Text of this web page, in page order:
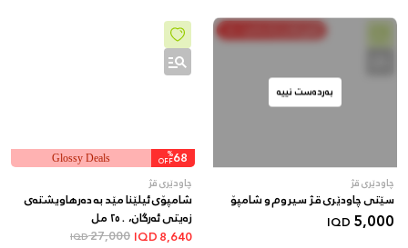
بەردەست نییە
چاودێری قژ
سێتی چاودێری قژ سیروم و شامپۆ
5,000
IQD
68
%
OFF
Glossy Deals
چاودێری قژ
شامپۆی ئیلێنا مێد بە دەرهاویشتەی
زەیتی ئەرگان، ٢٥٠ مل
8,640
27,000
IQD